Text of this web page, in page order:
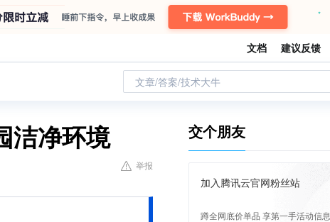
文档 建议反馈
文章/答案/技术大牛
洁净环境
举报
交个朋友
加入腾讯云官网粉丝站
蹲全网底价单品 享第一手活动信息